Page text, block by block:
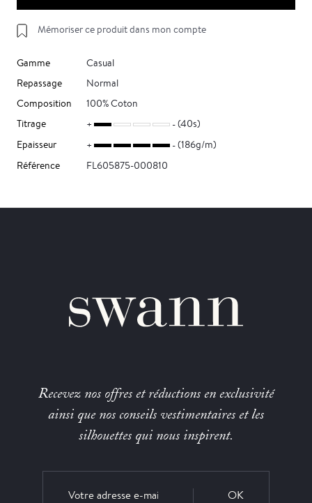
Mémoriser ce produit dans mon compte
Gamme
Casual
Repassage
Normal
Composition
100% Coton
Titrage
(40s)
Epaisseur
(186g/m)
Référence
FL605875-000810
Recevez nos offres et réductions en exclusivité
ainsi que nos conseils vestimentaires et les
silhouettes qui nous inspirent.
OK